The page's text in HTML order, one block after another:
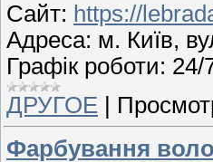
Сайт: https://
Адреса: м. Київ,
Графік роботи: 24/
ДРУГОЕ
Фарбування